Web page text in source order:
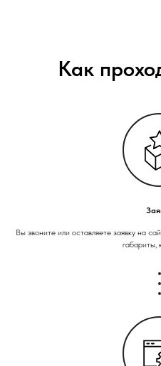
Как
Вы звоните или оставляете заявку на
габариты,